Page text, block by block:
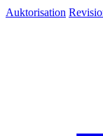
Auktorisation